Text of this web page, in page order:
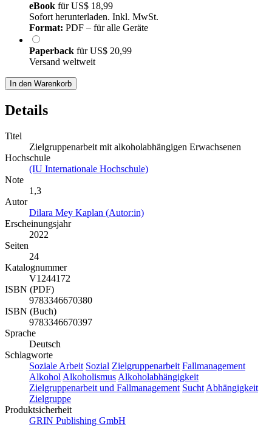
eBook fürUS$ 18,99
Sofort herunterladen. Inkl. MwSt.
Format: PDF – für alle Geräte
Paperback fürUS$ 20,99
Versand weltweit
In den Warenkorb
Details
Titel
Zielgruppenarbeit mit alkoholabhängigen Erwachsenen
Hochschule
(IU Internationale Hochschule)
Note
1,3
Autor
Dilara Mey Kaplan (Autor:in)
Erscheinungsjahr
2022
Seiten
24
Katalognummer
V1244172
ISBN (PDF)
9783346670380
ISBN (Buch)
9783346670397
Sprache
Deutsch
Schlagworte
Soziale Arbeit Sozial Zielgruppenarbeit Fallmanagement
Alkohol Alkoholismus Alkoholabhängigkeit
Zielgruppenarbeit und Fallmanagement Sucht Abhängigkeit
Zielgruppe
Produktsicherheit
GRIN Publishing GmbH